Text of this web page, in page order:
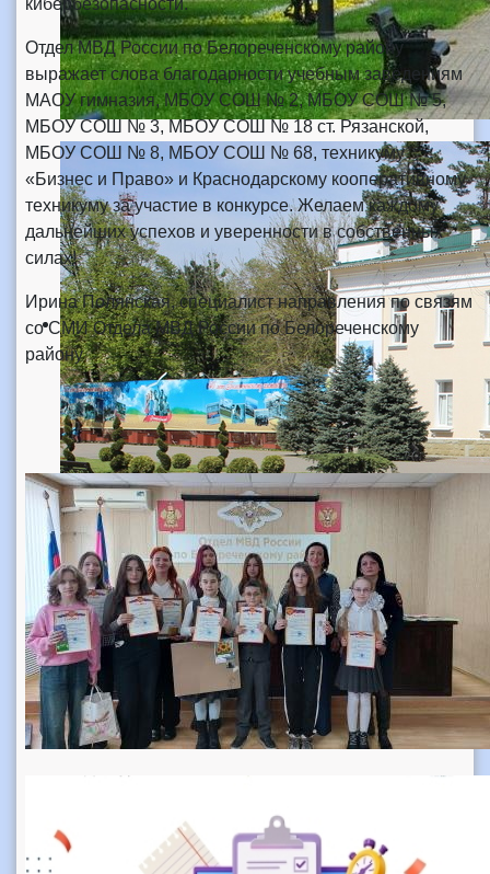
кибербезопасности.
Отдел МВД России по Белореченскому району
выражает слова благодарности учебным заведениям
МАОУ гимназия, МБОУ СОШ № 2, МБОУ СОШ № 5,
МБОУ СОШ № 3, МБОУ СОШ № 18 ст. Рязанской,
МБОУ СОШ № 8, МБОУ СОШ № 68, техникуму
«Бизнес и Право» и Краснодарскому кооперативному
техникуму за участие в конкурсе. Желаем каждому
дальнейших успехов и уверенности в собственных
силах!
Ирина Полянская, специалист направления по связям
со СМИ Отдела МВД России по Белореченскому
району